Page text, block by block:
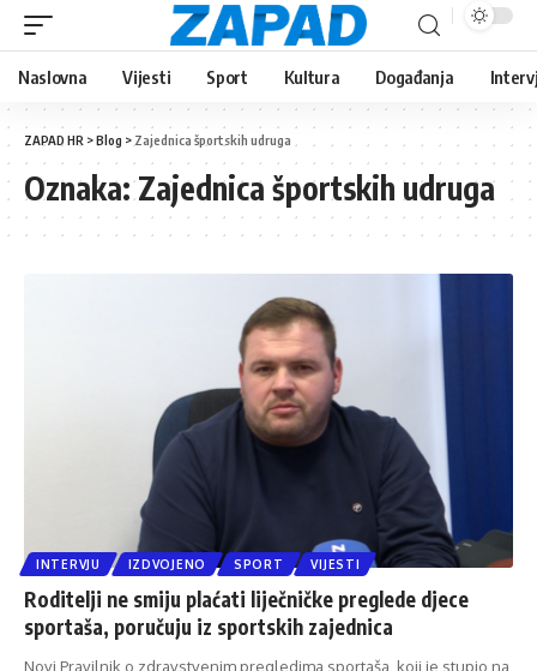
Naslovna Vijesti Sport Kultura Događanja
ZAPAD HR >Blog > Zajednica športskih udruga
Oznaka:Zajednica športskih udruga
INTERVJU IZDVOJENO SPORT VIJESTI
Roditelji ne smiju plaćati liječničke preglede djece
sportaša, poručuju iz sportskih zajednica
Novi Pravilnik o zdravstvenim pregledima sportaša, koji je stupio na